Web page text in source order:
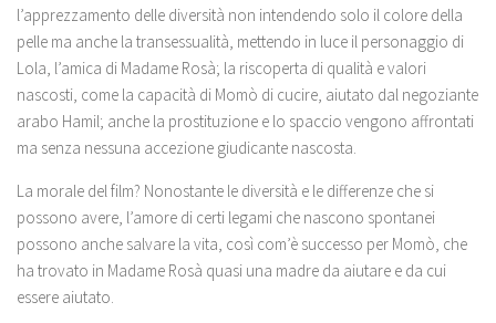
l’apprezzamento delle diversità non intendendo solo il colore della
pelle ma anche la transessualità, mettendo in luce il personaggio di
Lola, l’amica di Madame Rosà; la riscoperta di qualità e valori
nascosti, come la capacità di Momò di cucire, aiutato dal negoziante
arabo Hamil; anche la prostituzione e lo spaccio vengono affrontati
ma senza nessuna accezione giudicante nascosta.
La morale del film? Nonostante le diversità e le differenze che si
possono avere, l’amore di certi legami che nascono spontanei
possono anche salvare la vita, così com’è successo per Momò, che
ha trovato in Madame Rosà quasi una madre da aiutare e da cui
essere aiutato.